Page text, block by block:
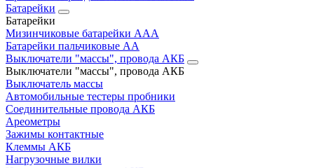
Батарейки
Батарейки
Мизинчиковые батарейки AAA
Батарейки пальчиковые АА
Выключатели "массы", провода АКБ
Выключатели "массы", провода АКБ
Выключатель массы
Автомобильные тестеры пробники
Соединительные провода АКБ
Ареометры
Зажимы контактные
Клеммы АКБ
Нагрузочные вилки